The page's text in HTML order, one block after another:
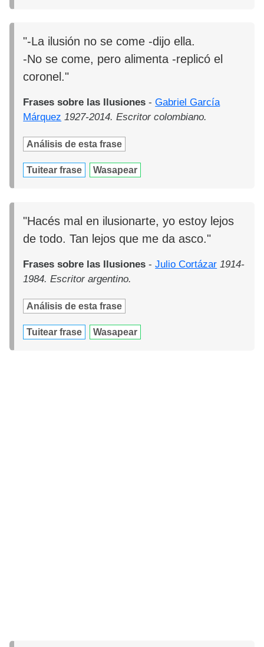
"-La ilusión no se come -dijo ella.
-No se come, pero alimenta -replicó el
coronel."
Frases sobre las Ilusiones -Gabriel García
Márquez 1927-2014. Escritor colombiano.
Análisis de esta frase
Tuitear frase Wasapear
"Hacés mal en ilusionarte, yo estoy lejos
de todo. Tan lejos que me da asco."
Frases sobre las Ilusiones -Julio Cortázar 1914-
1984. Escritor argentino.
Análisis de esta frase
Tuitear frase Wasapear